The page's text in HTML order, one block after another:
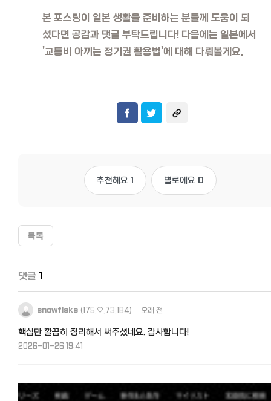
본 포스팅이 일본 생활을 준비하는 분들께 도움이 되
셨다면 공감과 댓글 부탁드립니다! 다음에는 일본에서
'교통비 아끼는 정기권 활용법'에 대해 다뤄볼게요.
추천해요 1 별로에요 0
목록
댓글 1
snowflake (175.♡.73.184) 오래 전
핵심만 깔끔히 정리해서 써주셨네요. 감사합니다!
2026-01-26 19:41